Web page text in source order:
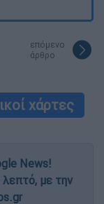
επόμενο
άρθρο
χάρτες
News!
λεπτό, με την